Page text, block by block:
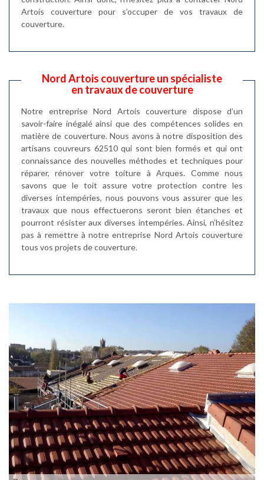
Artois couverture pour s’occuper de vos travaux de
couverture.
Nord Artois couverture un spécialiste
en travaux de couverture
Notre entreprise Nord Artois couverture dispose d’un
savoir-faire inégalé ainsi que des compétences solides en
matière de couverture. Nous avons à notre disposition des
artisans couvreurs 62510 qui sont bien formés et qui ont
connaissance des nouvelles méthodes et techniques pour
réparer, rénover votre toiture à Arques. Comme nous
savons que le toit assure votre protection contre les
diverses intempéries, nous pouvons vous assurer que les
travaux que nous effectuerons seront bien étanches et
pourront résister aux diverses intempéries. Ainsi, n’hésitez
pas à remettre à notre entreprise Nord Artois couverture
tous vos projets de couverture.